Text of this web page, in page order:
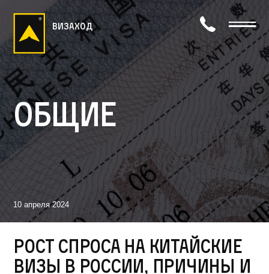
визаход
Общие
10 апреля 2024
Рост спроса на китайские
визы в России, причины и